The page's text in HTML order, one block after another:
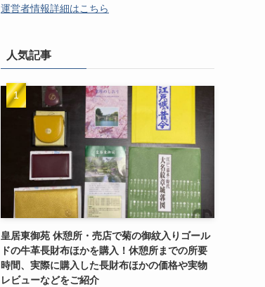
運営者情報詳細はこちら
人気記事
皇居東御苑 休憩所・売店で菊の御紋入りゴール
ドの牛革長財布ほかを購入！休憩所までの所要
時間、実際に購入した長財布ほかの価格や実物
レビューなどをご紹介